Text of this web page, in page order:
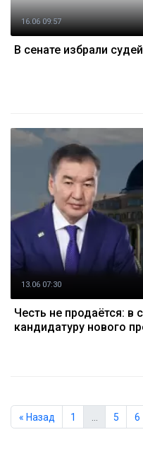
16.06 09:57
В сенате избрали
13.06 07:30
Честь не продаётся: в
кандидатуру нового
« Назад 1 5 6